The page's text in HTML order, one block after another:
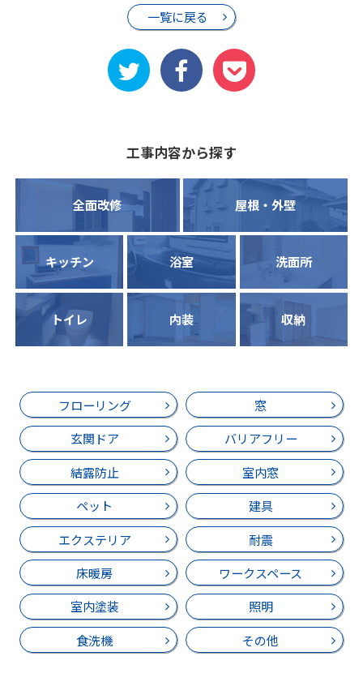
一覧に戻る
工事内容から探す
全面改修 屋根・外壁
キッチン 浴室 洗面所
トイレ 内装 収納
フローリング
窓
玄関ドア
バリアフリー
結露防止
室内窓
ペット
建具
エクステリア
耐震
床暖房
ワークスペース
室内塗装
照明
食洗機
その他